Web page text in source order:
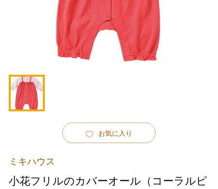
お気に入り
ミキハウス
小花フリルのカバーオール（コーラルピ